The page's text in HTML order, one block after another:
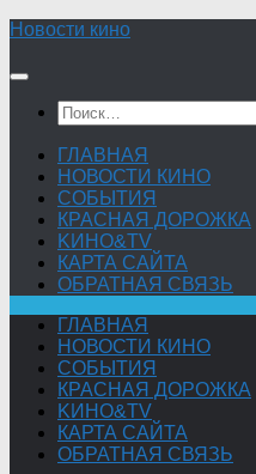
Skip
content
Новости кино
Найти:
ГЛАВНАЯ
НОВОСТИ КИНО
СОБЫТИЯ
КРАСНАЯ ДОРОЖКА
KИНО&TV
КАРТА САЙТА
ОБРАТНАЯ СВЯЗЬ
ГЛАВНАЯ
НОВОСТИ КИНО
СОБЫТИЯ
КРАСНАЯ ДОРОЖКА
KИНО&TV
КАРТА САЙТА
ОБРАТНАЯ СВЯЗЬ